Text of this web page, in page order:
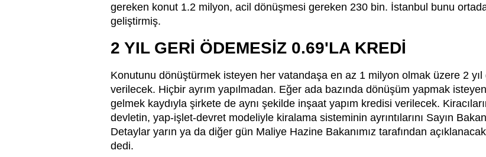
gereken konut 1.2 milyon, acil dönüşmesi gereken 230 bin. İstanbul bunu
geliştirmiş.
2 YIL GERİ ÖDEMESİZ 0.69'LA KREDİ
Konutunu dönüştürmek isteyen her vatandaşa en az 1 milyon olmak üzere 2
verilecek. Hiçbir ayrım yapılmadan. Eğer ada bazında dönüşüm yapmak
gelmek kaydıyla şirkete de aynı şekilde inşaat yapım kredisi verilecek.
devletin, yap-işlet-devret modeliyle kiralama sisteminin ayrıntılarını Sayın
Detaylar yarın ya da diğer gün Maliye Hazine Bakanımız tarafından
dedi.